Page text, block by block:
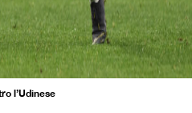
l’Udinese